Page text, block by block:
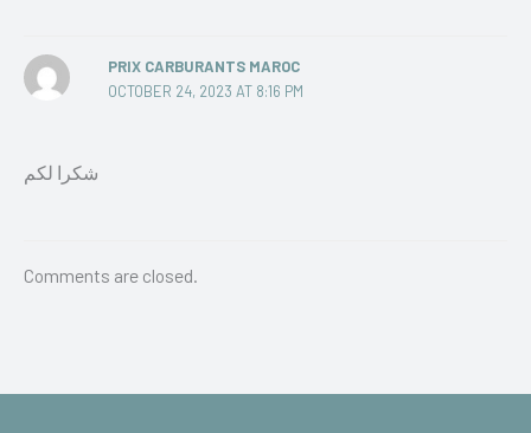
PRIX CARBURANTS MAROC
OCTOBER 24, 2023 AT 8:16 PM
شكرا لكم
Comments are closed.